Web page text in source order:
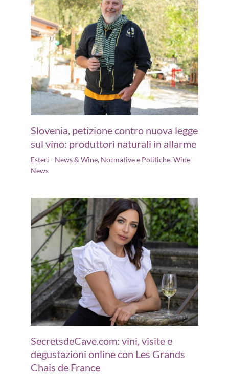
Slovenia, petizione contro nuova legge
sul vino: produttori naturali in allarme
Esteri - News & Wine, Normative e Politiche,Wine
News
SecretsdeCave.com: vini, visite e
degustazioni online con Les Grands
Chais de France